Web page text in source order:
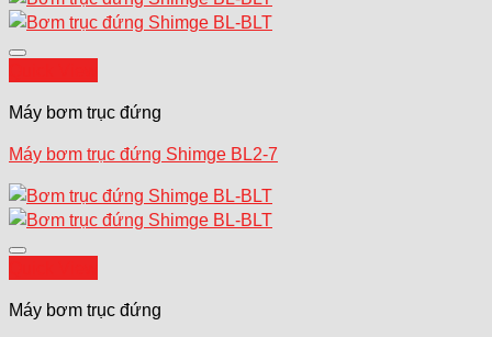
Máy bơm trục đứng
Máy bơm trục đứng Shimge BL2-7
Máy bơm trục đứng